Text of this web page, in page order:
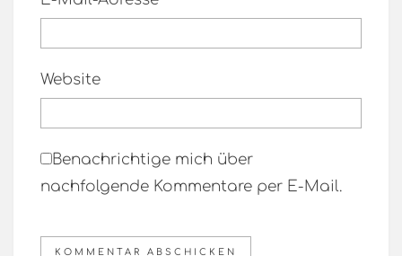
Website
Benachrichtige mich über
nachfolgende Kommentare per E-Mail.